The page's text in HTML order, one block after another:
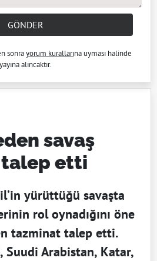
GÖNDER
sonrayorum kurallarına uyması halinde
yayına alıncaktır.
savaş
talep etti
yürüttüğü savaşta
rol oynadığını öne
tazminat talep etti.
Suudi Arabistan, Katar,